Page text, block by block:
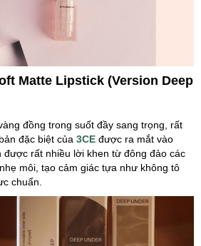
Matte Lipstick (Version Deep
đồng trong suốt đầy sang trọng, rất
đặc biệt của 3CE được ra mắt vào
được rất nhiều lời khen từ đông đảo các
môi, tạo cảm giác tựa như không tô
chuẩn.